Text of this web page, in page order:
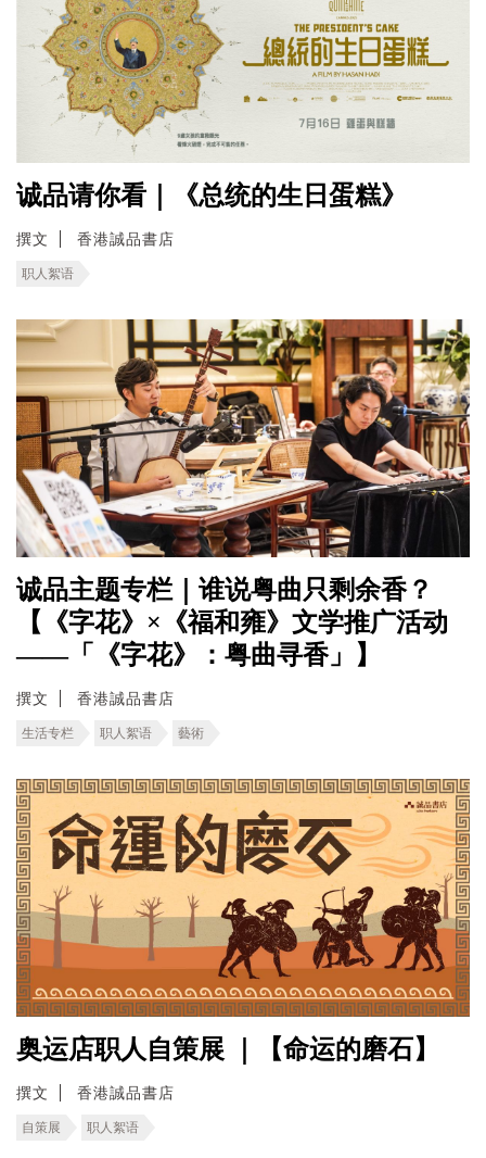
诚品请你看｜《总统的生日蛋糕》
撰文 香港誠品書店
职人絮语
诚品主题专栏｜谁说粤曲只剩余香？
【《字花》×《福和雍》文学推广活动
——「《字花》：粤曲寻香」】
撰文 香港誠品書店
生活专栏 职人絮语 藝術
奥运店职人自策展 ｜【命运的磨石】
撰文 香港誠品書店
自策展 职人絮语